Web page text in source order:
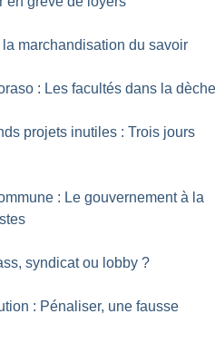
marchandisation du savoir
: Les facultés dans la
projets inutiles : Trois jours
: Le gouvernement à la
syndicat ou lobby ?
: Pénaliser, une fausse